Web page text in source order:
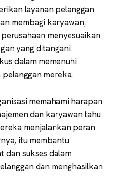
layanan pelanggan
membagi karyawan,
menyesuaikan
yang ditangani.
dalam memenuhi
mereka.
memahami harapan
dan karyawan tahu
menjalankan peran
itu membantu
dan sukses dalam
dan menghasilkan